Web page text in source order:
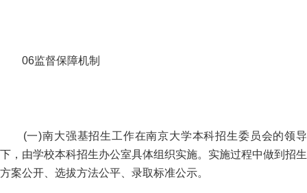
06监督保障机制
(一)南大强基招生工作在南京大学本科招生委员会的领导
下，由学校本科招生办公室具体组织实施。实施过程中做到招生
方案公开、选拔方法公平、录取标准公示。